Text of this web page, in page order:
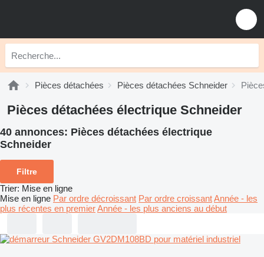
Pièces détachées Pièces détachées Schneider
Pièces détachées électrique Schneider
40 annonces: Pièces détachées électrique
Schneider
Filtre
Trier: Mise en ligne
Mise en ligne Par ordre décroissant Par ordre croissantAnnée - les
plus récentes en premierAnnée - les plus anciens au début